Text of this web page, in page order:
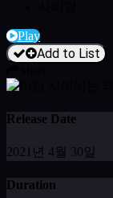
Play
Add to List
Release Date
2021년 4월 30일
Duration